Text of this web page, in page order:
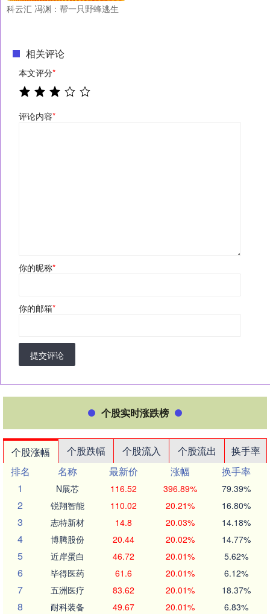
科云汇 冯渊：帮一只野蜂逃生
相关评论
本文评分*
评论内容*
你的昵称*
你的邮箱*
提交评论
个股实时涨跌榜
个股涨幅 个股跌幅 个股流入 个股流出
换手率
排名
名称 最新价 涨幅
换手率
1
N展芯 116.52 396.89% 79.39%
2 锐翔智能 110.02 20.21% 16.80%
3 志特新材 14.8 20.03% 14.18%
4 博腾股份 20.44 20.02% 14.77%
5 近岸蛋白 46.72 20.01% 5.62%
6 毕得医药 61.6 20.01% 6.12%
7 五洲医疗 83.62 20.01% 18.37%
8 耐科装备 49.67 20.01% 6.83%